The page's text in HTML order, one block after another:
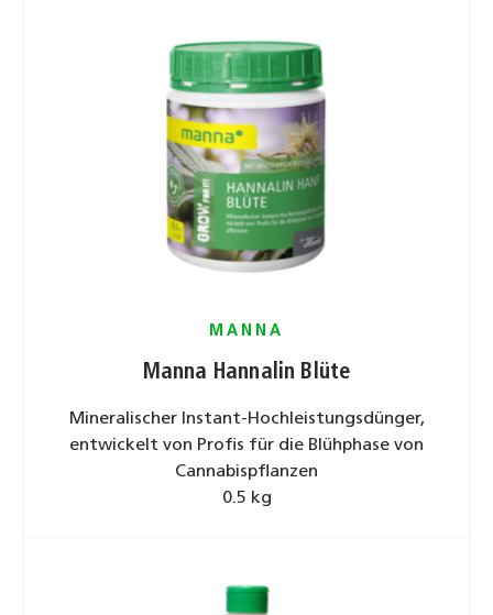
MANNA
Manna Hannalin Blüte
Mineralischer Instant-Hochleistungsdünger,
entwickelt von Profis für die Blühphase von
Cannabispflanzen
0.5 kg